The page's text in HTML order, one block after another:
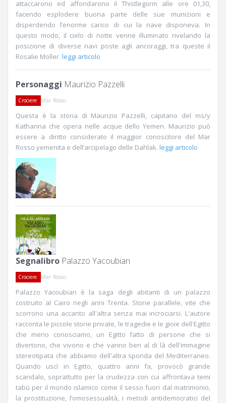
attaccarono ed affondarono il Thistlegorm alle ore 01,30,
facendo esplodere buona parte delle sue munizioni e
disperdendo l’enorme carico di cui la nave disponeva. In
questo modo, il cielo di notte venne illuminato rivelando la
posizione di diverse navi poste agli ancoraggi, tra queste il
Rosalie Moller. leggi articolo
Personaggi Maurizio Pazzelli
Crociere Mar Rosso
Questa è la storia di Maurizio Pazzelli, capitano del ms/y
Katharina che opera nelle acque dello Yemen. Maurizio può
essere a diritto considerato il maggior conoscitore del Mar
Rosso yemenita e dell’arcipelago delle Dahlak. leggi articolo
Segnalibro Palazzo Yacoubian
Crociere Mar Rosso
Palazzo Yacoubian è la saga degli abitanti di un palazzo
costruito al Cairo negli anni Trenta. Storie parallele, vite che
scorrono una accanto all'altra senza mai incrociarsi. L'autore
racconta le piccole storie private, le tragedie e le gioie dell'Egitto
che meno conosciamo, un Egitto fatto di persone che si
divertono, che vivono e che vanno ben al di là dell'immagine
stereotipata che abbiamo dell'altra sponda del Mediterraneo.
Quando uscì in Egitto, quattro anni fa, provocò grande
scandalo, soprattutto per la crudezza con cui affrontava temi
tabù per il mondo islamico come il sesso fuori dal matrimonio,
la prostituzione, l’omosessualità, i metodi antidemocratici del